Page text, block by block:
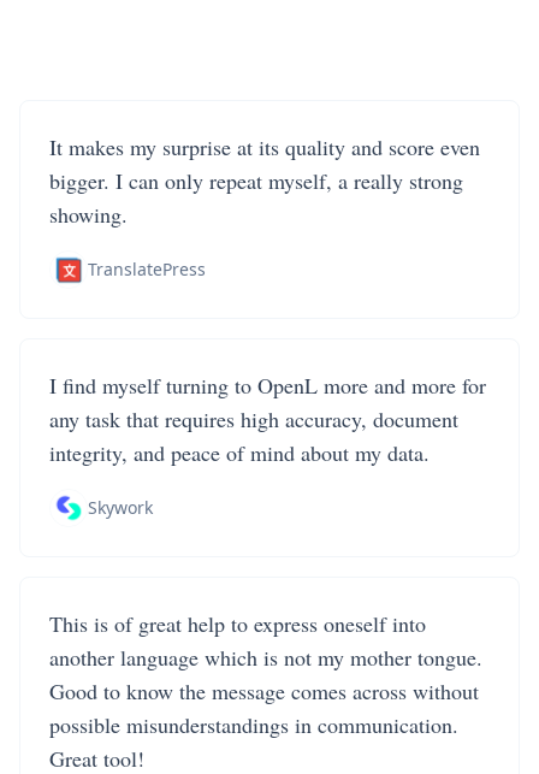
It makes my surprise at its quality and score even
bigger. I can only repeat myself, a really strong
showing.
TranslatePress
I find myself turning to OpenL more and more for
any task that requires high accuracy, document
integrity, and peace of mind about my data.
Skywork
This is of great help to express oneself into
another language which is not my mother tongue.
Good to know the message comes across without
possible misunderstandings in communication.
Great tool!